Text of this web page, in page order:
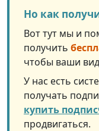
Но как
Вот тут мы и
получить
чтобы ваши
У нас есть
получать
купить
продвигаться.